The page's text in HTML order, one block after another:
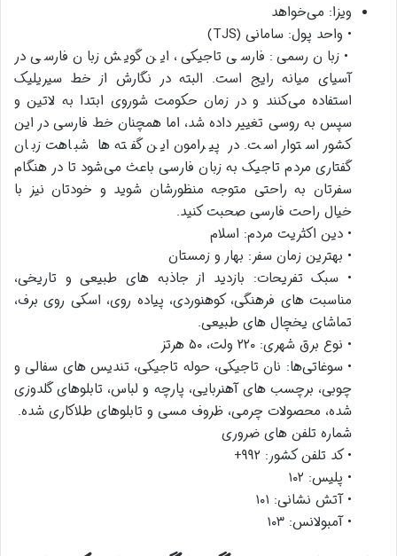
ویزا: می‌خواهد
• واحد پول: سامانی (TJS)
• زبان رسمی: فارسی تاجیکی، این گویش زبان فارسی در
آسیای میانه رایج است. البته در نگارش از خط سیریلیک
استفاده می‌کنند و در زمان حکومت شوروی ابتدا به لاتین و
سپس به روسی تغییر داده شد، اما همچنان خط فارسی در این
کشور استوار است. در پیرامون این گفته ها شباهت زبان
گفتاری مردم تاجیک به زبان فارسی باعث می‌شود تا در هنگام
سفرتان به راحتی متوجه منظورشان شوید و خودتان نیز با
خیال راحت فارسی صحبت کنید.
• دین اکثریت مردم: اسلام
• بهترین زمان سفر: بهار و زمستان
• سبک تفریحات: بازدید از جاذبه های طبیعی و تاریخی،
مناسبت های فرهنگی، کوهنوردی، پیاده روی، اسکی روی برف،
تماشای یخچال های طبیعی.
• نوع برق شهری: ۲۲۰ ولت، ۵۰ هرتز
• سوغاتی‌ها: نان تاجیکی، حوله تاجیکی، تندیس های سفالی و
چوبی، برچسب های آهنربایی، پارچه و لباس، تابلوهای گلدوزی
شده، محصولات چرمی، ظروف مسی و تابلوهای طلاکاری شده.
شماره تلفن های ضروری
• کد تلفن کشور: ۹۹۲+
• پلیس: ۱۰۲
• آتش نشانی: ۱۰۱
• آمبولانس: ۱۰۳